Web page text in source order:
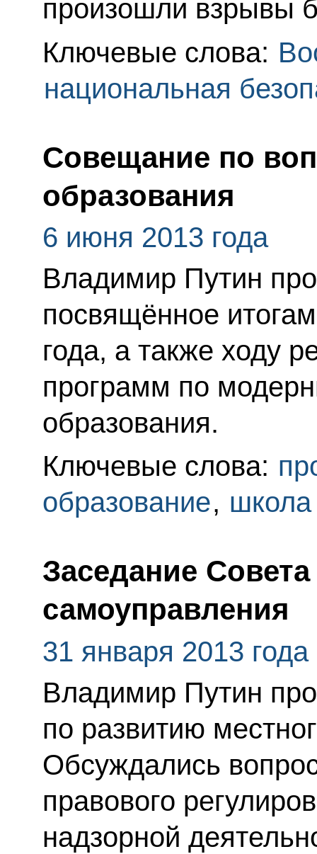
произошли взрывы
Ключевые слова:
национальная
Совещание по
образования
6 июня 2013 года
Владимир Путин
посвящённое
года, а также ходу
программ по
образования.
Ключевые слова:
образование, школа
Заседание
самоуправления
31 января 2013 года
Владимир Путин
по развитию
Обсуждались
правового
надзорной